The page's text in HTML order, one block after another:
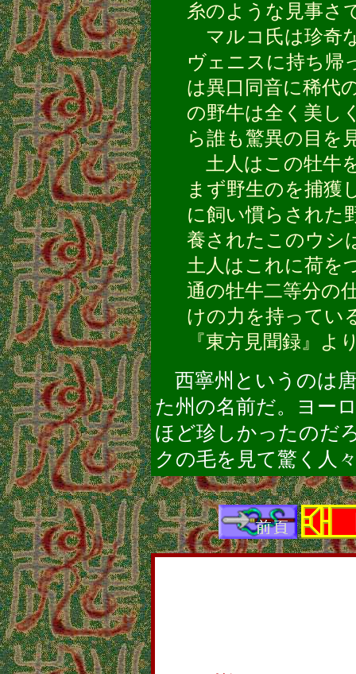
糸のような見事さ
マルコ氏は珍奇
ヴェニスに持ち帰
は異口同音に稀代
の野牛は全く美し
ら誰も驚異の目を
土人はこの牡牛
まず野生のを捕獲
に飼い慣らされた
養されたこのウシ
土人はこれに荷を
通の牡牛二等分の
けの力を持ってい
『東方見聞録』よ
西寧州というのは
た州の名前だ。ヨー
ほど珍しかったのだ
クの毛を見て驚く人